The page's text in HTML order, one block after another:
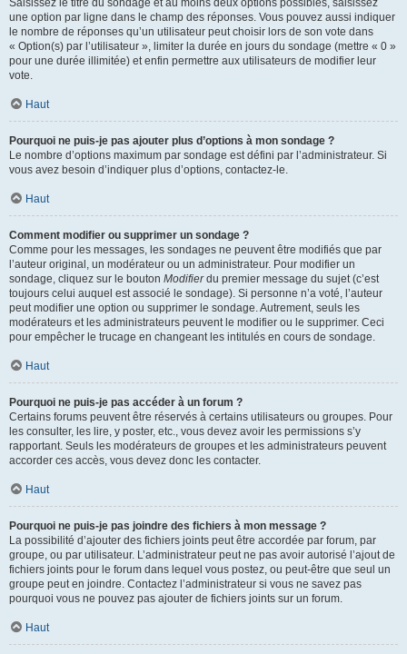
Saisissez le titre du sondage et au moins deux options possibles, saisissez
une option par ligne dans le champ des réponses. Vous pouvez aussi indiquer
le nombre de réponses qu’un utilisateur peut choisir lors de son vote dans
« Option(s) par l’utilisateur », limiter la durée en jours du sondage (mettre « 0 »
pour une durée illimitée) et enfin permettre aux utilisateurs de modifier leur
vote.
Haut
Pourquoi ne puis-je pas ajouter plus d’options à mon sondage ?
Le nombre d’options maximum par sondage est défini par l’administrateur. Si
vous avez besoin d’indiquer plus d’options, contactez-le.
Haut
Comment modifier ou supprimer un sondage ?
Comme pour les messages, les sondages ne peuvent être modifiés que par
l’auteur original, un modérateur ou un administrateur. Pour modifier un
sondage, cliquez sur le bouton Modifierdu premier message du sujet (c’est
toujours celui auquel est associé le sondage). Si personne n’a voté, l’auteur
peut modifier une option ou supprimer le sondage. Autrement, seuls les
modérateurs et les administrateurs peuvent le modifier ou le supprimer. Ceci
pour empêcher le trucage en changeant les intitulés en cours de sondage.
Haut
Pourquoi ne puis-je pas accéder à un forum ?
Certains forums peuvent être réservés à certains utilisateurs ou groupes. Pour
les consulter, les lire, y poster, etc., vous devez avoir les permissions s’y
rapportant. Seuls les modérateurs de groupes et les administrateurs peuvent
accorder ces accès, vous devez donc les contacter.
Haut
Pourquoi ne puis-je pas joindre des fichiers à mon message ?
La possibilité d’ajouter des fichiers joints peut être accordée par forum, par
groupe, ou par utilisateur. L’administrateur peut ne pas avoir autorisé l’ajout de
fichiers joints pour le forum dans lequel vous postez, ou peut-être que seul un
groupe peut en joindre. Contactez l’administrateur si vous ne savez pas
pourquoi vous ne pouvez pas ajouter de fichiers joints sur un forum.
Haut